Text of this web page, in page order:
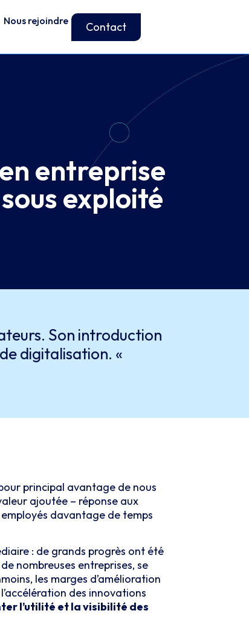
Nous rejoindre Contact
entreprise
exploité
Son introduction
digitalisation. «
principal avantage de nous
ajoutée – réponse aux
davantage de temps
: de grands progrès ont été
nombreuses entreprises, se
les marges d’amélioration
des innovations
l’utilité et la visibilité des